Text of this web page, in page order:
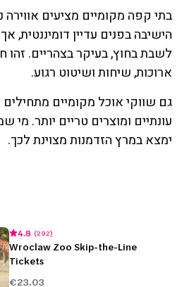
בתי קפה מקומיים מציעים אווירה
הישיבה בפנים עדיין דומיננטית,
לשבת בחוץ, בעיקר בצהריים. זהו
ארוכות, שיחות ושיטוט רגוע.
גם שווקי אוכל מקומיים
עונתיים ומוצרים טריים יותר. מי
ימצא במרץ הזדמנות מצוינת לכך.